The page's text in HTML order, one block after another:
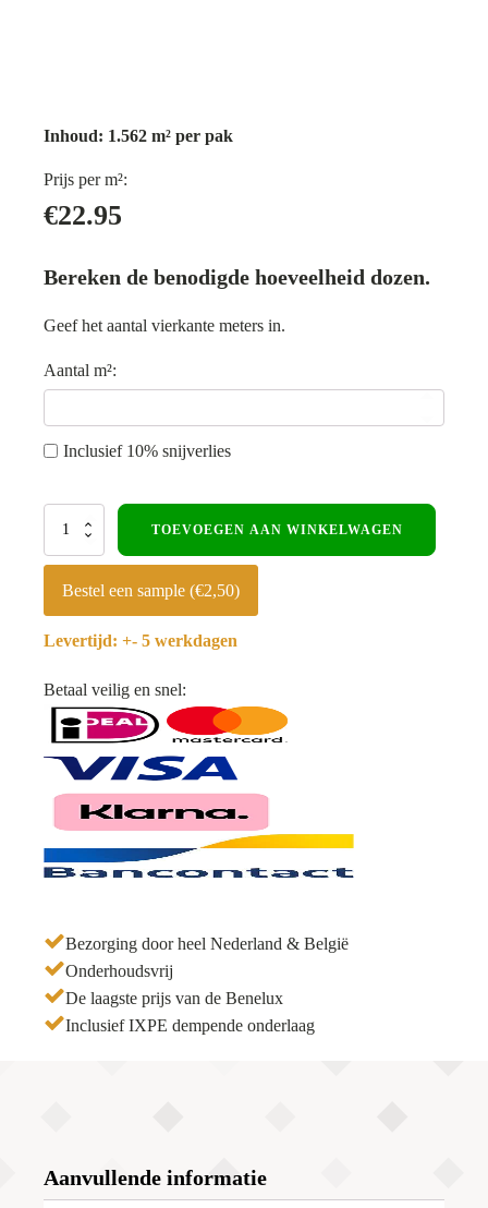
Inhoud: 1.562 m² per pak
Prijs per m²:
€22.95
Bereken de benodigde hoeveelheid dozen.
Geef het aantal vierkante meters in.
Aantal m²:
Inclusief 10% snijverlies
Klik
-
Visgraat
Eiken
TOEVOEGEN AAN WINKELWAGEN
Bestel een sample (€2,50)
Levertijd: +- 5 werkdagen
Betaal veilig en snel:
Bezorging door heel Nederland & België
Onderhoudsvrij
De laagste prijs van de Benelux
Inclusief IXPE dempende onderlaag
Aanvullende informatie